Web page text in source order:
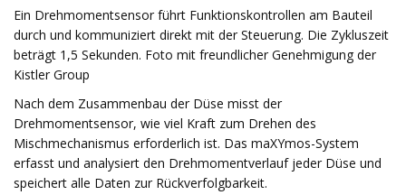
Ein Drehmomentsensor führt Funktionskontrollen am Bauteil
durch und kommuniziert direkt mit der Steuerung. Die Zykluszeit
beträgt 1,5 Sekunden. Foto mit freundlicher Genehmigung der
Kistler Group
Nach dem Zusammenbau der Düse misst der
Drehmomentsensor, wie viel Kraft zum Drehen des
Mischmechanismus erforderlich ist. Das maXYmos-System
erfasst und analysiert den Drehmomentverlauf jeder Düse und
speichert alle Daten zur Rückverfolgbarkeit.